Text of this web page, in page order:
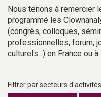
Nous tenons à remercier
programmé les
(congrès, colloques,
professionnelles, forum,
culturels...) en France ou à
Filtrer par secteurs d'activités